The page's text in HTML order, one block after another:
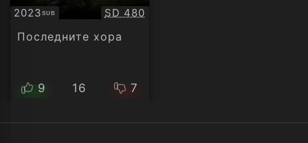
2023SUB
Субтитри Качество:
SD 480
Последните хора
9 16 7